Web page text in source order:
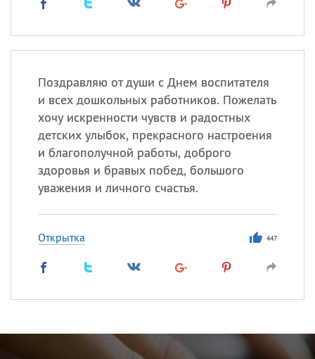
Поздравляю от души с Днем воспитателя
и всех дошкольных работников. Пожелать
хочу искренности чувств и радостных
детских улыбок, прекрасного настроения
и благополучной работы, доброго
здоровья и бравых побед, большого
уважения и личного счастья.
Открытка 447